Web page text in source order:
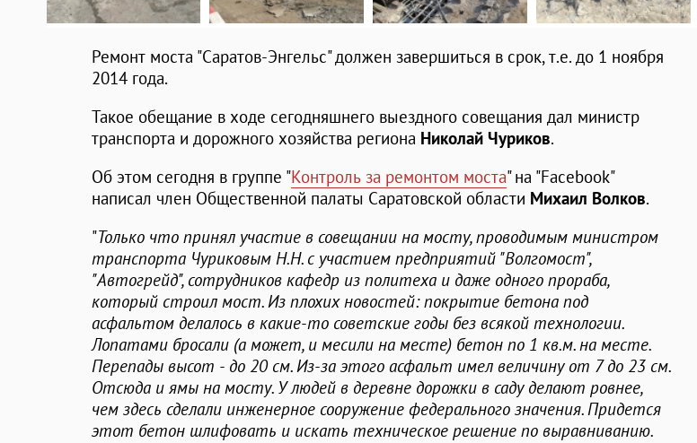
Ремонт моста "Саратов-Энгельс" должен завершиться в срок, т.е. до 1 ноября
2014 года.
Такое обещание в ходе сегодняшнего выездного совещания дал министр
транспорта и дорожного хозяйства региона Николай Чуриков.
Об этом сегодня в группе "Контроль за ремонтом моста" на "Facebook"
написал член Общественной палаты Саратовской области Михаил Волков.
"Только что принял участие в совещании на мосту, проводимым министром
транспорта Чуриковым Н.Н. с участием предприятий "Волгомост",
"Автогрейд", сотрудников кафедр из политеха и даже одного прораба,
который строил мост. Из плохих новостей: покрытие бетона под
асфальтом делалось в какие-то советские годы без всякой технологии.
Лопатами бросали (а может, и месили на месте) бетон по 1 кв.м. на месте.
Перепады высот - до 20 см. Из-за этого асфальт имел величину от 7 до 23 см.
Отсюда и ямы на мосту. У людей в деревне дорожки в саду делают ровнее,
чем здесь сделали инженерное сооружение федерального значения. Придется
этот бетон шлифовать и искать техническое решение по выравниванию.